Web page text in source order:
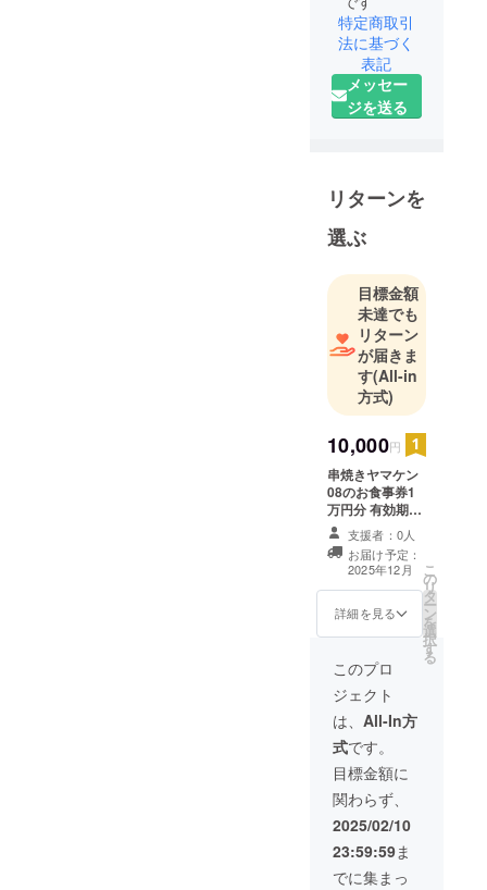
特定商取引
法に基づく
表記
メッセー
ジを送る
リターンを
選ぶ
目標金額
未達でも
リターン
が届きま
す(All-in
方式)
10,000円
串焼きヤマケン
08のお食事券1
万円分 有効期
限 2025年11月
30日支援者：0人
お届け予定：
2025年12月
詳細を見る
こ
の
リ
タ
ー
ン
を
選
択
す
る
このプロ
ジェクト
は、 All-In方
式です。
目標金額に
関わらず、
2025/02/10
23:59:59ま
でに集まっ